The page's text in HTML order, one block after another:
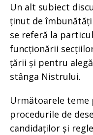
Un alt subiect
ținut de
se referă la
funcționării
țării și pentru
stânga Nistrului.
Următoarele teme
procedurile de
candidaților și